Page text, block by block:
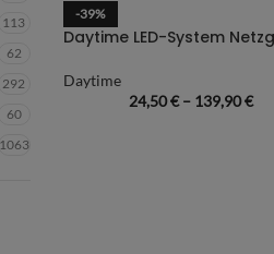
113
62
292
60
1063
-39%
Daytime
24,50€– 139,90€